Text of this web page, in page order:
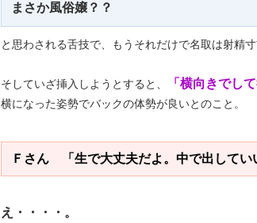
まさか風俗嬢？？
と思わされる舌技で、もうそれだけで名取は射精
そしていざ挿入しようとすると、 「横向きでし
横になった姿勢でバックの体勢が良いとのこと。
Ｆさん 「生で大丈夫だよ。中で出してい
え・・・・。